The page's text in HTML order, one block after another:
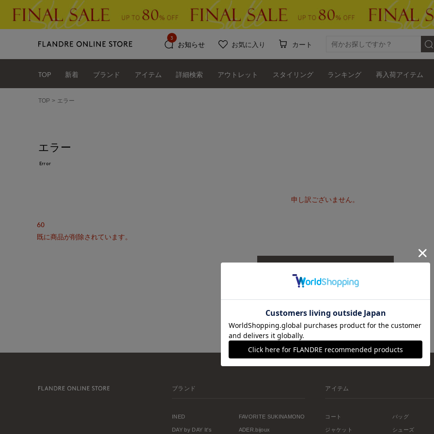
お知らせ
3
お気に入り カート
TOP 新着 ブランド アイテム 詳細検索 アウトレット スタイリング ランキング 再入荷アイテム
TOP エラー
エラー
Error
申し訳ございません。
60
既に商品が削除されています。
ブランド
INED
DAY by DAY It's
FAVORITE SUKINAMONO
ADER.bijoux
アイテム
コート
ジャケット
バッグ
シューズ